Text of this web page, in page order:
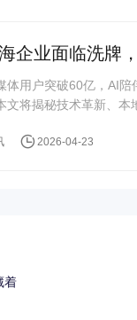
企业面临洗牌
体用户突破60亿，AI
文将揭秘技术革新、本
2026-04-23
着